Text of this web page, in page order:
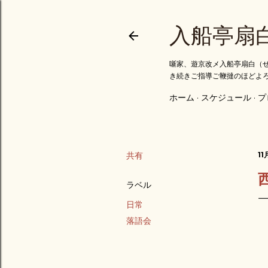
入船亭扇
噺家、遊京改メ入船亭扇白（
き続きご指導ご鞭撻のほどよ
ホーム スケジュール
共有
ラベル
日常
落語会